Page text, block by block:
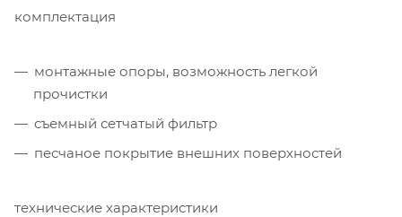
комплектация
монтажные опоры, возможность легкой
прочистки
съемный сетчатый фильтр
песчаное покрытие внешних поверхностей
технические характеристики